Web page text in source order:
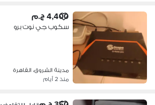
4,400 ج.م
سكوب جي نوت برو
مدينة الشروق، القاهرة
منذ 2 أيام